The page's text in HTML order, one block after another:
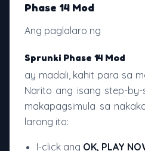
Phase 14 Mod
Ang paglalaro ng
Sprunki Phase 14 Mod
ay madali, kahit para sa
Narito ang isang step-
makapagsimula sa
larong ito:
I-click ang OK, PLAY